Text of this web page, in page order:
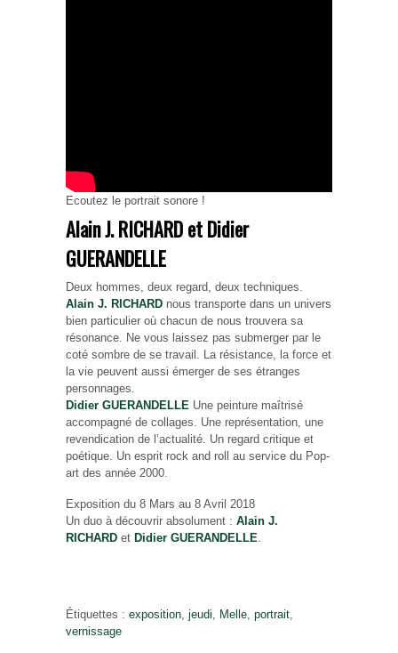
Ecoutez le portrait sonore !
Alain J. RICHARD et Didier
GUERANDELLE
Deux hommes, deux regard, deux techniques.
Alain J. RICHARD nous transporte dans un univers
bien particulier où chacun de nous trouvera sa
résonance. Ne vous laissez pas submerger par le
coté sombre de se travail. La résistance, la force et
la vie peuvent aussi émerger de ses étranges
personnages.
Didier GUERANDELLE Une peinture maîtrisé
accompagné de collages. Une représentation, une
revendication de l’actualité. Un regard critique et
poétique. Un esprit rock and roll au service du Pop-
art des année 2000.
Exposition du 8 Mars au 8 Avril 2018
Un duo à découvrir absolument : Alain J.
RICHARD et Didier GUERANDELLE
Étiquettes : exposition, jeudi, Melle, portrait,
vernissage